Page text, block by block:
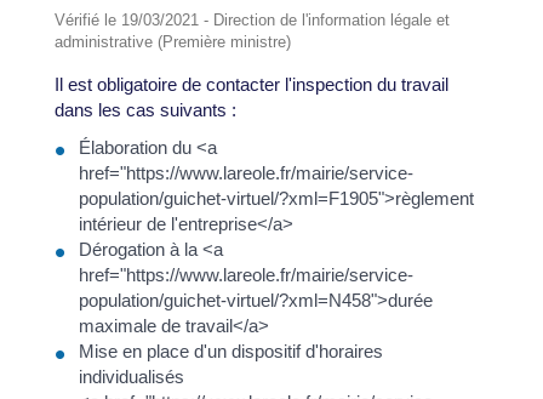
Vérifié le 19/03/2021 - Direction de l'information légale et
administrative (Première ministre)
Il est obligatoire de contacter l'inspection du travail
dans les cas suivants :
Élaboration du <a
href="https://www.lareole.fr/mairie/service-
population/guichet-virtuel/?xml=F1905">règlement
intérieur de l'entreprise</a>
Dérogation à la <a
href="https://www.lareole.fr/mairie/service-
population/guichet-virtuel/?xml=N458">durée
maximale de travail</a>
Mise en place d'un dispositif d'horaires
individualisés